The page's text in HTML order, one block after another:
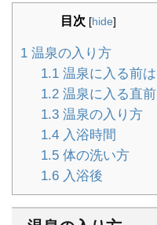
目次 [hide]
1 温泉の入り方
1.1温泉に入る前は
1.2温泉に入る直前
1.3温泉の入り方
1.4入浴時間
1.5体の洗い方
1.6入浴後